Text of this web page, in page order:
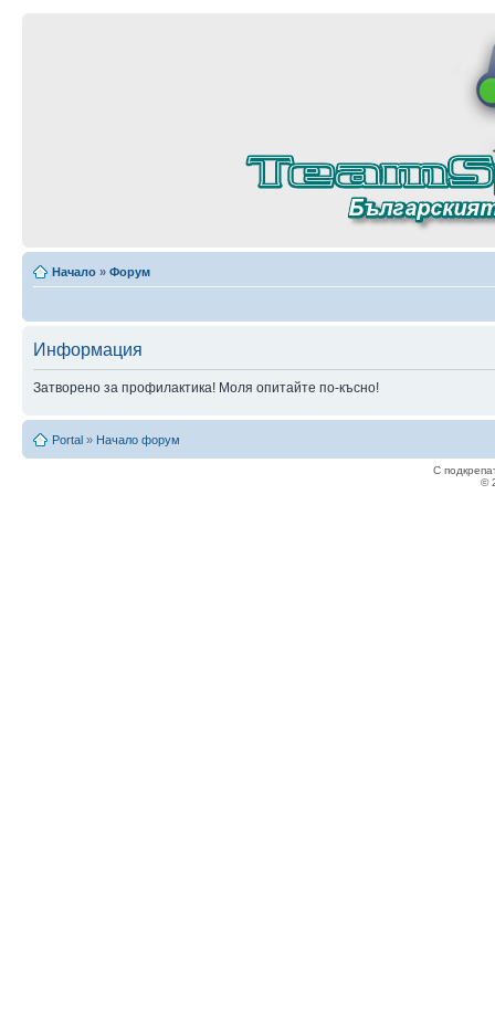
Начало » Форум
Информация
Затворено за профилактика! Моля опитайте по-късно!
Portal » Начало форум
С
©